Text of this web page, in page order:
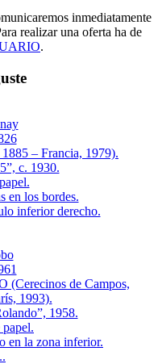
inmediatamente
realizar una oferta ha de
.
– Francia, 1979).
c. 1930.
en los bordes.
inferior derecho.
de Campos,
1993).
1958.
papel.
en la zona inferior.